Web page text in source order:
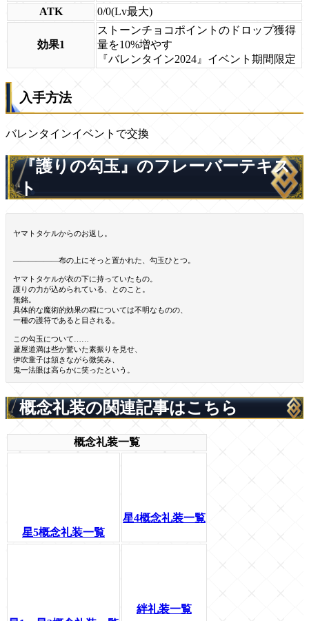
ATK 0/0(Lv最大)
効果1
ストーンチョコポイントのドロップ獲得
量を10%増やす
『バレンタイン2024』イベント期間限定
入手方法
バレンタインイベントで交換
『護りの勾玉』のフレーバーテキス
ト
ヤマトタケルからのお返し。
――――――布の上にそっと置かれた、勾玉ひとつ。
ヤマトタケルが衣の下に持っていたもの。
護りの力が込められている、とのこと。
無銘。
具体的な魔術的効果の程については不明なものの、
一種の護符であると目される。
この勾玉について……
蘆屋道満は些か驚いた素振りを見せ、
伊吹童子は頷きながら微笑み、
鬼一法眼は高らかに笑ったという。
概念礼装の関連記事はこちら
概念礼装一覧
星5概念礼装一覧
星4概念礼装一覧
絆礼装一覧